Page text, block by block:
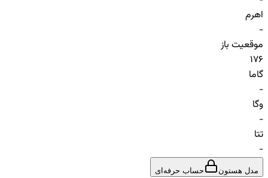
اهرم
-
موقعیت باز
176
گاما
-
وگا
-
تتا
-
مدل هستون حساب حرفه‌ای